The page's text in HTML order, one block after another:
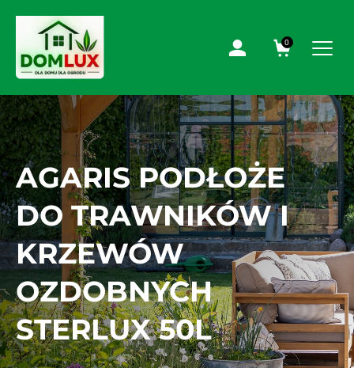
0
AGARIS PODŁOŻE
DO TRAWNIKÓW I
KRZEWÓW
OZDOBNYCH
STERLUX 50L